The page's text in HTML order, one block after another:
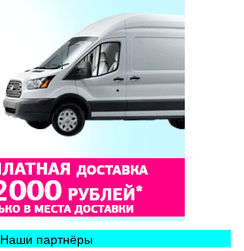
Наши партнёры